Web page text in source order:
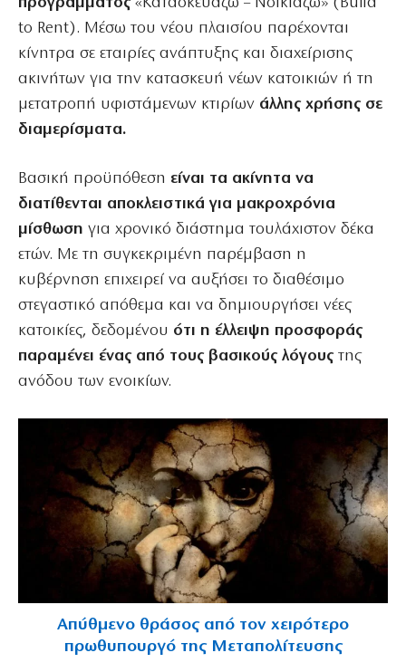
to Rent). Μέσω του νέου πλαισίου παρέχονται
κίνητρα σε εταιρίες ανάπτυξης και διαχείρισης
ακινήτων για την κατασκευή νέων κατοικιών ή τη
μετατροπή υφιστάμενων κτιρίων άλλης χρήσης σε
διαμερίσματα.
Βασική προϋπόθεση είναι τα ακίνητα να
διατίθενται αποκλειστικά για μακροχρόνια
μίσθωση για χρονικό διάστημα τουλάχιστον δέκα
ετών. Με τη συγκεκριμένη παρέμβαση η
κυβέρνηση επιχειρεί να αυξήσει το διαθέσιμο
στεγαστικό απόθεμα και να δημιουργήσει νέες
κατοικίες, δεδομένου ότι η έλλειψη προσφοράς
παραμένει ένας από τους βασικούς λόγους της
ανόδου των ενοικίων.
Απύθμενο θράσος από τον χειρότερο
πρωθυπουργό της Μεταπολίτευσης